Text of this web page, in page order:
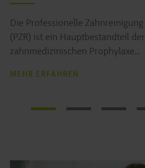
Die Professionelle Zahnreinigung
(PZR) ist ein Hauptbestandteil der
zahnmedizinischen Prophylaxe...
MEHR ERFAHREN